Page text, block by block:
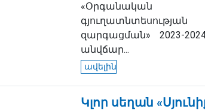
«Օրգանական
գյուղատնտեսության
զարգացման» 2023-
անվճար...
ավելին
Կլոր սեղան